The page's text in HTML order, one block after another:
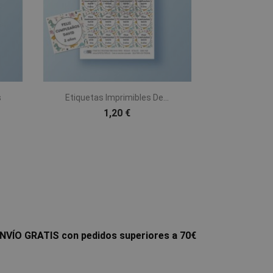
Vista rápida
Etiquetas Imprimibles De...
1,20 €
GRATIS con pedidos superiores a 70€